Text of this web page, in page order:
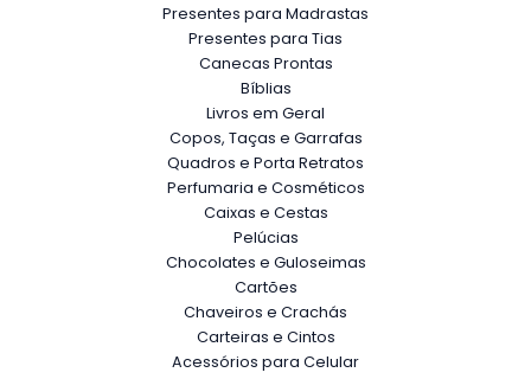
Presentes para Madrastas
Presentes para Tias
Canecas Prontas
Bíblias
Livros em Geral
Copos, Taças e Garrafas
Quadros e Porta Retratos
Perfumaria e Cosméticos
Caixas e Cestas
Pelúcias
Chocolates e Guloseimas
Cartões
Chaveiros e Crachás
Carteiras e Cintos
Acessórios para Celular